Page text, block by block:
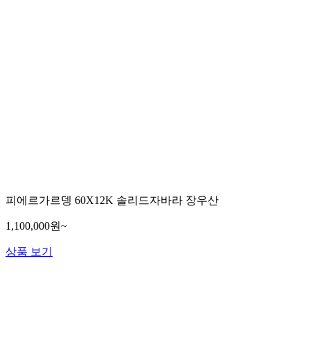
피에르가르뎅 60X12K 솔리드자바라 장우산
1,100,000원~
상품 보기